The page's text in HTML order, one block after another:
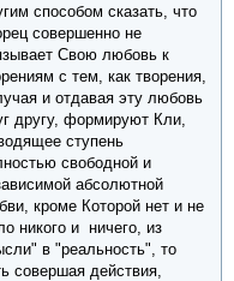
способом сказать, что
совершенно не
Свою любовь к
с тем, как творения,
и отдавая эту любовь
другу, формируют Кли,
ступень
свободной и
абсолютной
кроме Которой нет и не
никого и ничего, из
в "реальность", то
совершая действия,